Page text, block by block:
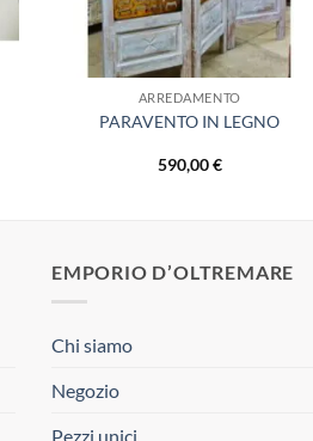
ARREDAMENTO
PARAVENTO IN LEGNO
590,00€
EMPORIO D’OLTREMARE
Chi siamo
Negozio
Pezzi unici